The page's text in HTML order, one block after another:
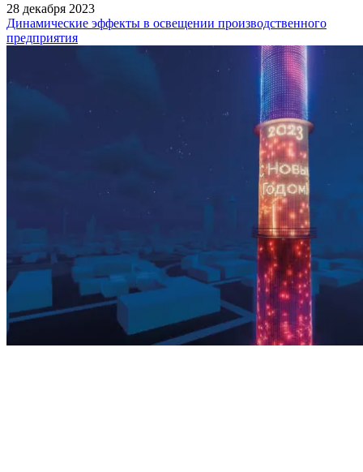
28 декабря 2023
Динамические эффекты в освещении производственного
предприятия